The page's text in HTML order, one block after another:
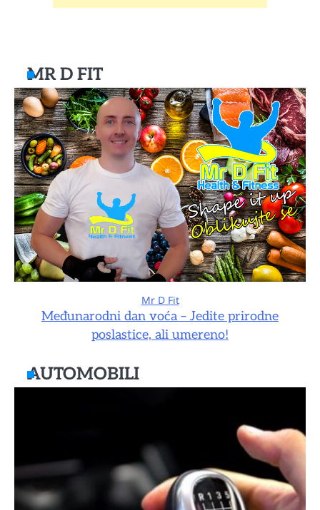
MR D FIT
Mr D Fit
Međunarodni dan voća – Jedite prirodne
poslastice, ali umereno!
AUTOMOBILI